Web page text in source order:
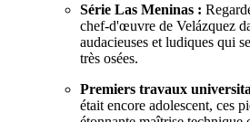
Série Las Meninas :
chef-d'œuvre de Velázquez
audacieuses et ludiques qui
très osées.
Premiers travaux
était encore adolescent, ces